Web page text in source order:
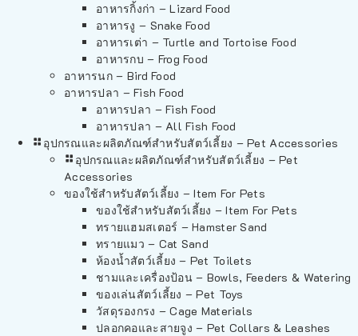
อาหารกิ้งก่า – Lizard Food
อาหารงู – Snake Food
อาหารเต่า – Turtle and Tortoise Food
อาหารกบ – Frog Food
อาหารนก – Bird Food
อาหารปลา – Fish Food
อาหารปลา – Fish Food
อาหารปลา – All Fish Food
อุปกรณและผลิตภัณฑ์สำหรับสัตว์เลี้ยง – Pet Accessories
อุปกรณและผลิตภัณฑ์สำหรับสัตว์เลี้ยง – Pet
Accessories
ของใช้สำหรับสัตว์เลี้ยง – Item For Pets
ของใช้สำหรับสัตว์เลี้ยง – Item For Pets
ทรายแฮมสเตอร์ – Hamster Sand
ทรายแมว – Cat Sand
ห้องน้ำสัตว์เลี้ยง – Pet Toilets
ชามและเครื่องป้อน – Bowls, Feeders & Watering
ของเล่นสัตว์เลี้ยง – Pet Toys
วัสดุรองกรง – Cage Materials
ปลอกคอและสายจูง – Pet Collars & Leashes